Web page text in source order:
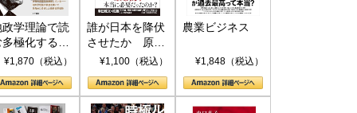
政学理論で読
多極化する世
トランプと
¥1,870（税込）
誰が日本を降伏
させたか 原爆
投下、ソ連参
(PHP新書)
¥1,100（税込）
農業ビジネス
¥1,848（税込）